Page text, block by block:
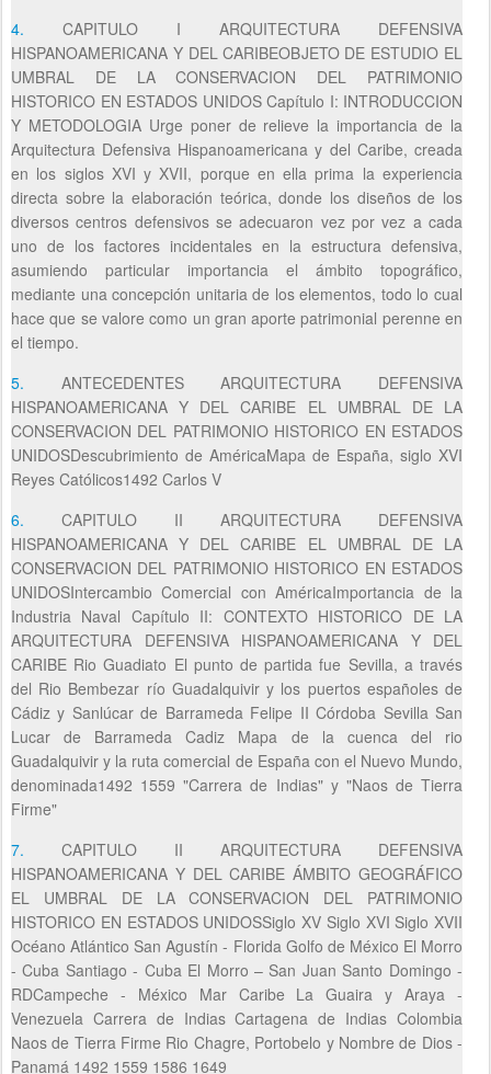
4. CAPITULO I ARQUITECTURA DEFENSIVA
HISPANOAMERICANA Y DEL CARIBEOBJETO DE ESTUDIO EL
UMBRAL DE LA CONSERVACION DEL PATRIMONIO
HISTORICO EN ESTADOS UNIDOS Capítulo I: INTRODUCCION
Y METODOLOGIA Urge poner de relieve la importancia de la
Arquitectura Defensiva Hispanoamericana y del Caribe, creada
en los siglos XVI y XVII, porque en ella prima la experiencia
directa sobre la elaboración teórica, donde los diseños de los
diversos centros defensivos se adecuaron vez por vez a cada
uno de los factores incidentales en la estructura defensiva,
asumiendo particular importancia el ámbito topográfico,
mediante una concepción unitaria de los elementos, todo lo cual
hace que se valore como un gran aporte patrimonial perenne en
el tiempo.
5. ANTECEDENTES ARQUITECTURA DEFENSIVA
HISPANOAMERICANA Y DEL CARIBE EL UMBRAL DE LA
CONSERVACION DEL PATRIMONIO HISTORICO EN ESTADOS
UNIDOSDescubrimiento de AméricaMapa de España, siglo XVI
Reyes Católicos1492 Carlos V
6. CAPITULO II ARQUITECTURA DEFENSIVA
HISPANOAMERICANA Y DEL CARIBE EL UMBRAL DE LA
CONSERVACION DEL PATRIMONIO HISTORICO EN ESTADOS
UNIDOSIntercambio Comercial con AméricaImportancia de la
Industria Naval Capítulo II: CONTEXTO HISTORICO DE LA
ARQUITECTURA DEFENSIVA HISPANOAMERICANA Y DEL
CARIBE Rio Guadiato El punto de partida fue Sevilla, a través
del Rio Bembezar río Guadalquivir y los puertos españoles de
Cádiz y Sanlúcar de Barrameda Felipe II Córdoba Sevilla San
Lucar de Barrameda Cadiz Mapa de la cuenca del rio
Guadalquivir y la ruta comercial de España con el Nuevo Mundo,
denominada1492 1559 "Carrera de Indias" y "Naos de Tierra
Firme"
7. CAPITULO II ARQUITECTURA DEFENSIVA
HISPANOAMERICANA Y DEL CARIBE ÁMBITO GEOGRÁFICO
EL UMBRAL DE LA CONSERVACION DEL PATRIMONIO
HISTORICO EN ESTADOS UNIDOSSiglo XV Siglo XVI Siglo XVII
Océano Atlántico San Agustín - Florida Golfo de México El Morro
- Cuba Santiago - Cuba El Morro – San Juan Santo Domingo -
RDCampeche - México Mar Caribe La Guaira y Araya -
Venezuela Carrera de Indias Cartagena de Indias Colombia
Naos de Tierra Firme Rio Chagre, Portobelo y Nombre de Dios -
Panamá 1492 1559 1586 1649